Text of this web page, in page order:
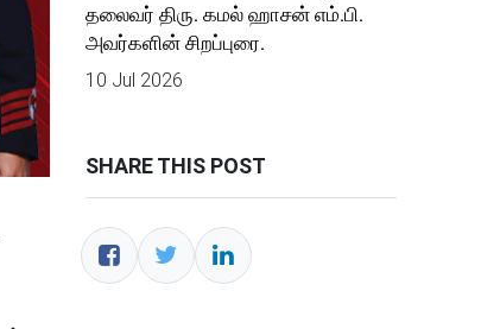
தலைவர் திரு. கமல் ஹாசன் எம்.பி.
அவர்களின் சிறப்புரை.
10 Jul 2026
SHARE THIS POST